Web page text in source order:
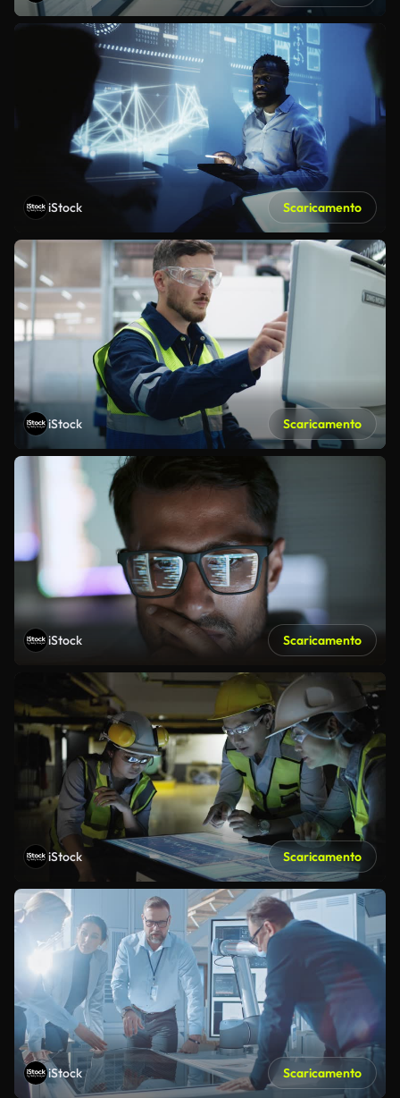
iStock Scaricamento
iStock Scaricamento
iStock Scaricamento
iStock Scaricamento
iStock Scaricamento